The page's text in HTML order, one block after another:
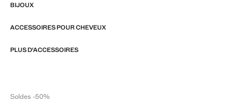
BIJOUX
ACCESSOIRES POUR CHEVEUX
PLUS D'ACCESSOIRES
Soldes -50%